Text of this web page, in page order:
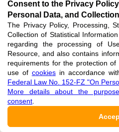
inostrannomu yazyku s
[Intensification of the
Language Using BYOD-
kul'tura [Language and
267-278. [in Russian]
See reference
Noskov M.V. Formirovaniye
Consent to the Privacy
Personal Data, and
The Privacy Policy, Processing,
Collection of Statistical
regarding the processing of
Resource, and also contains
requirements for the protection
use of cookiesin accordance
Federal Law No. 152-FZ "On
More details about the
consent